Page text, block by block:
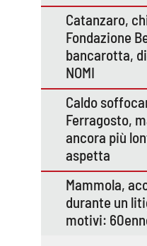
Catanzaro,
Fondazione
bancarotta,
NOMI
Caldo
Ferragosto,
ancora più
aspetta
Mammola,
durante un
motivi: